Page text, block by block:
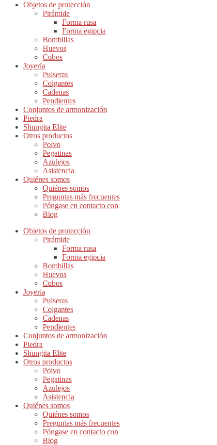
Objetos de protección
Pirámide
Forma rusa
Forma egipcia
Bombillas
Huevos
Cubos
Joyería
Pulseras
Colgantes
Cadenas
Pendientes
Conjuntos de armonización
Piedra
Shungita Elite
Otros productos
Polvo
Pegatinas
Azulejos
Asistencia
Quiénes somos
Quiénes somos
Preguntas más frecuentes
Póngase en contacto con
Blog
Objetos de protección
Pirámide
Forma rusa
Forma egipcia
Bombillas
Huevos
Cubos
Joyería
Pulseras
Colgantes
Cadenas
Pendientes
Conjuntos de armonización
Piedra
Shungita Elite
Otros productos
Polvo
Pegatinas
Azulejos
Asistencia
Quiénes somos
Quiénes somos
Preguntas más frecuentes
Póngase en contacto con
Blog